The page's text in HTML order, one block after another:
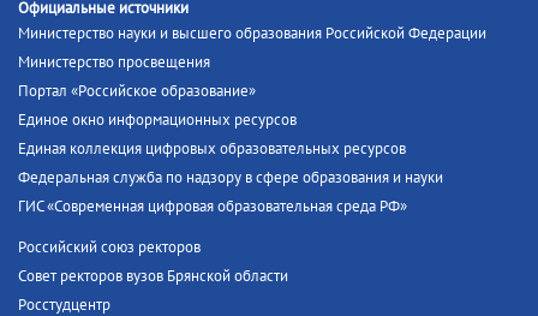
Официальные источники
Министерство науки и высшего образования Российской Федерации
Министерство просвещения
Портал «Российское образование»
Единое окно информационных ресурсов
Единая коллекция цифровых образовательных ресурсов
Федеральная служба по надзору в сфере образования и науки
ГИС «Современная цифровая образовательная среда РФ»
Российский союз ректоров
Совет ректоров вузов Брянской области
Росстудцентр